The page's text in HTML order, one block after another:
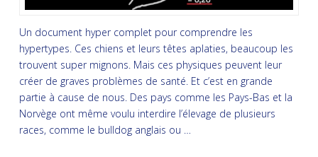
Un document hyper complet pour comprendre les
hypertypes. Ces chiens et leurs têtes aplaties, beaucoup les
trouvent super mignons. Mais ces physiques peuvent leur
créer de graves problèmes de santé. Et c’est en grande
partie à cause de nous. Des pays comme les Pays-Bas et la
Norvège ont même voulu interdire l’élevage de plusieurs
races, comme le bulldog anglais ou …